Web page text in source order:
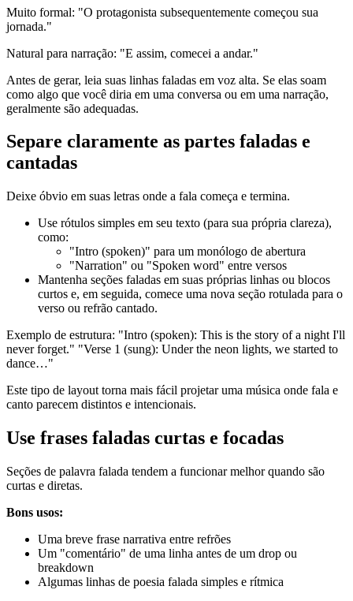
Muito formal: "O protagonista subsequentemente começou sua
jornada."
Natural para narração: "E assim, comecei a andar."
Antes de gerar, leia suas linhas faladas em voz alta. Se elas soam
como algo que você diria em uma conversa ou em uma narração,
geralmente são adequadas.
Separe claramente as partes faladas e
cantadas
Deixe óbvio em suas letras onde a fala começa e termina.
Use rótulos simples em seu texto (para sua própria clareza),
como:
"Intro (spoken)" para um monólogo de abertura
"Narration" ou "Spoken word" entre versos
Mantenha seções faladas em suas próprias linhas ou blocos
curtos e, em seguida, comece uma nova seção rotulada para o
verso ou refrão cantado.
Exemplo de estrutura: "Intro (spoken): This is the story of a night I'll
never forget." "Verse 1 (sung): Under the neon lights, we started to
dance…"
Este tipo de layout torna mais fácil projetar uma música onde fala e
canto parecem distintos e intencionais.
Use frases faladas curtas e focadas
Seções de palavra falada tendem a funcionar melhor quando são
curtas e diretas.
Bons usos:
Uma breve frase narrativa entre refrões
Um "comentário" de uma linha antes de um drop ou
breakdown
Algumas linhas de poesia falada simples e rítmica